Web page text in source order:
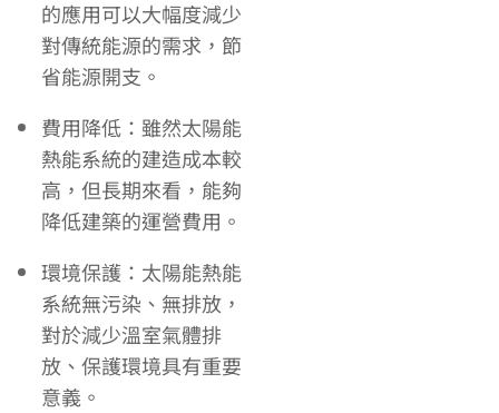
的應用可以大幅度減少
對傳統能源的需求，節
省能源開支。
費用降低：雖然太陽能
熱能系統的建造成本較
高，但長期來看，能夠
降低建築的運營費用。
環境保護：太陽能熱能
系統無污染、無排放，
對於減少溫室氣體排
放、保護環境具有重要
意義。